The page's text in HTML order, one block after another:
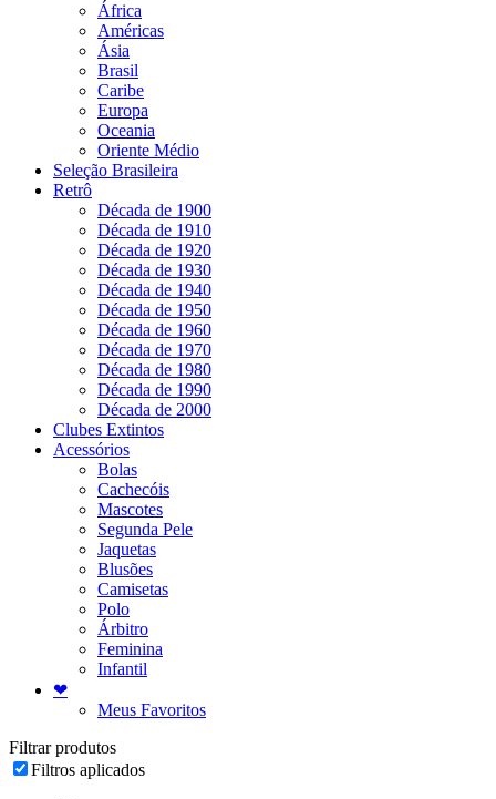
África
Américas
Ásia
Brasil
Caribe
Europa
Oceania
Oriente Médio
Seleção Brasileira
Retrô
Década de 1900
Década de 1910
Década de 1920
Década de 1930
Década de 1940
Década de 1950
Década de 1960
Década de 1970
Década de 1980
Década de 1990
Década de 2000
Clubes Extintos
Acessórios
Bolas
Cachecóis
Mascotes
Segunda Pele
Jaquetas
Blusões
Camisetas
Polo
Árbitro
Feminina
Infantil
❤
Meus Favoritos
Filtrar produtos
Filtros aplicados